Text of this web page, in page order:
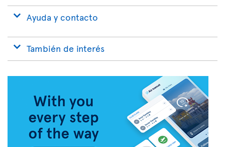
Ayuda y contacto
También de interés